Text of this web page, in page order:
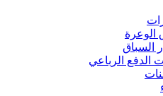
الوعرة
السباق
الدفع الرباعي